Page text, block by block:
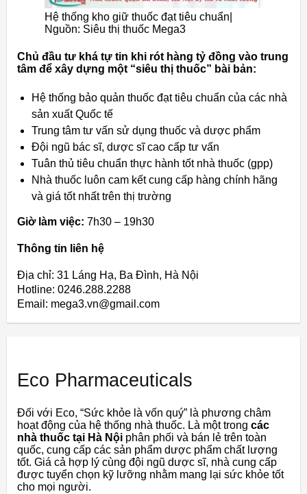
Hệ thống kho giữ thuốc đạt tiêu chuẩn|
Nguồn: Siêu thị thuốc Mega3
Chủ đầu tư khá tự tin khi rót hàng tỷ đồng vào trung
tâm để xây dựng một “siêu thị thuốc” bài bản:
Hệ thống bảo quản thuốc đạt tiêu chuẩn của các nhà
sản xuất Quốc tế
Trung tâm tư vấn sử dụng thuốc và dược phẩm
Đội ngũ bác sĩ, dược sĩ cao cấp tư vấn
Tuân thủ tiêu chuẩn thực hành tốt nhà thuốc (gpp)
Nhà thuốc luôn cam kết cung cấp hàng chính hãng
và giá tốt nhất trên thị trường
Giờ làm việc: 7h30 – 19h30
Thông tin liên hệ
Địa chỉ: 31 Láng Hạ, Ba Đình, Hà Nội
Hotline: 0246.288.2288
Email: mega3.vn@gmail.com
Eco Pharmaceuticals
Đối với Eco, “Sức khỏe là vốn quý” là phương châm
hoạt động của hệ thống nhà thuốc. Là một trong các
nhà thuốc tại Hà Nội phân phối và bán lẻ trên toàn
quốc, cung cấp các sản phẩm dược phẩm chất lượng
tốt. Giá cả hợp lý cùng đội ngũ dược sĩ, nhà cung cấp
được tuyển chọn kỹ lưỡng nhằm mang lại sức khỏe tốt
cho mọi người.